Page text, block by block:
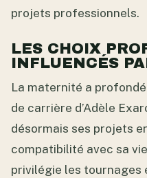
projets professionnels.
LES CHOIX
INFLUENCÉS
La maternité a
de carrière d’Adèle
désormais ses projets
compatibilité avec sa
privilégie les tournages